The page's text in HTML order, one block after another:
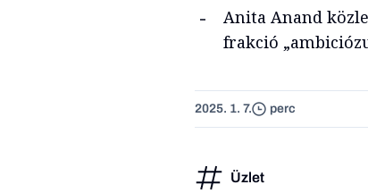
Anita Anand
frakció
2025. 1. 7. perc
Üzlet